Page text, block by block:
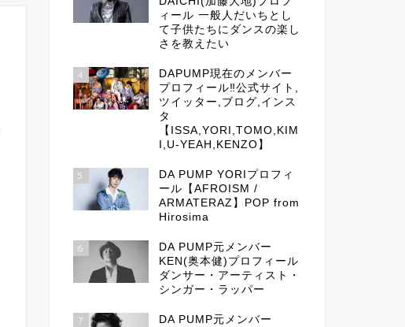
ィール 一般人だいちとし
て子供たちにダンスの楽し
さを教えたい
4
DAPUMP現在のメンバー
プロフィール‼公式サイト,
ツイッター,ブログ,インス
タ
【ISSA,YORI,TOMO,KIM
I,U-YEAH,KENZO】
5
DA PUMP YORIプロフィ
ール【AFROISM /
ARMATERAZ】POP from
Hirosima
6
DA PUMP元メンバー
KEN(奥本健)プロフィール
ダンサー・アーティスト・
シンガー・ラッパー
7
DA PUMP元メンバー